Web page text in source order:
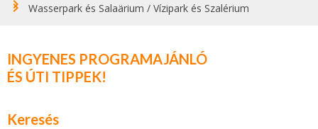
Wasserpark és Salaärium / Vízipark és Szalérium
INGYENES PROGRAMAJÁNLÓ
ÉS ÚTI TIPPEK!
Keresés